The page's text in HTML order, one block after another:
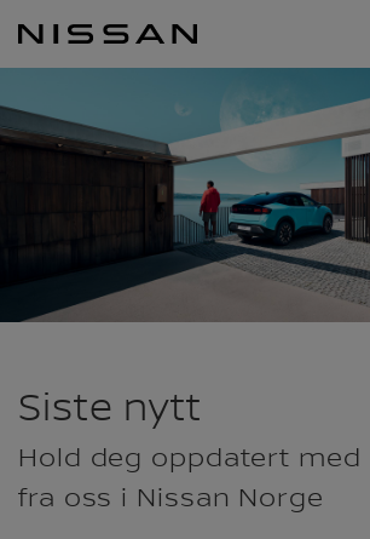
Siste nytt
Hold deg oppdatert
fra oss i Nissan Norge